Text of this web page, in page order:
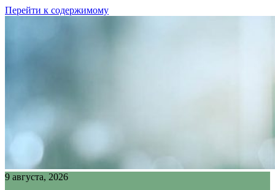
Перейти к содержимому
9 августа, 2026